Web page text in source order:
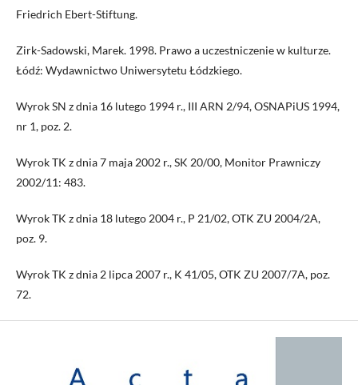
Friedrich Ebert-Stiftung.
Zirk-Sadowski, Marek. 1998. Prawo a uczestniczenie w kulturze.
Łódź: Wydawnictwo Uniwersytetu Łódzkiego.
Wyrok SN z dnia 16 lutego 1994 r., III ARN 2/94, OSNAPiUS 1994,
nr 1, poz. 2.
Wyrok TK z dnia 7 maja 2002 r., SK 20/00, Monitor Prawniczy
2002/11: 483.
Wyrok TK z dnia 18 lutego 2004 r., P 21/02, OTK ZU 2004/2A,
poz. 9.
Wyrok TK z dnia 2 lipca 2007 r., K 41/05, OTK ZU 2007/7A, poz.
72.